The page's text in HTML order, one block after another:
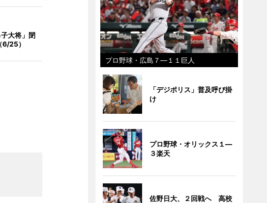
大将」閉
25）
プロ野球・広島７―１１巨人
「デジポリス」普及呼び掛
け
プロ野球・オリックス１―
３楽天
佐野日大、２回戦へ 高校